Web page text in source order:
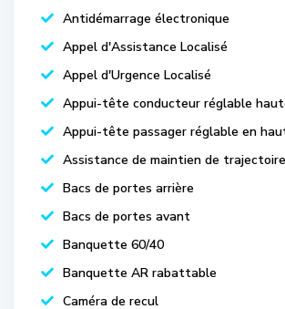
Antidémarrage électronique
Appel d'Assistance Localisé
Appel d'Urgence Localisé
Appui-tête conducteur réglable
Appui-tête passager réglable en
Assistance de maintien de trajectoire
Bacs de portes arrière
Bacs de portes avant
Banquette 60/40
Banquette AR rabattable
Caméra de recul